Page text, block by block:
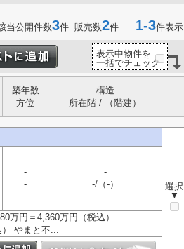
当公開件数3件 販売数2件 1-3件表示
表示中物件を
一括でチェック
築年数
方位
構造
所在階 / （階建）
選択
▼
-
-
-
-/（-）
万円＝4,360万円（税込）
やまと不...